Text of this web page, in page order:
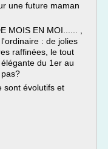
une future maman
MOIS EN MOI...... ,
: de jolies
raffinées, le tout
du 1er au
sont évolutifs et